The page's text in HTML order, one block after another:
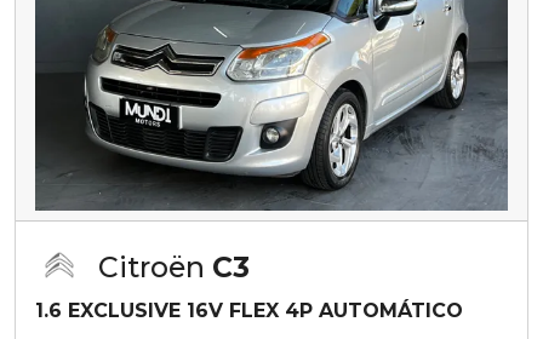
Citroën C3
1.6 EXCLUSIVE 16V FLEX 4P AUTOMÁTICO